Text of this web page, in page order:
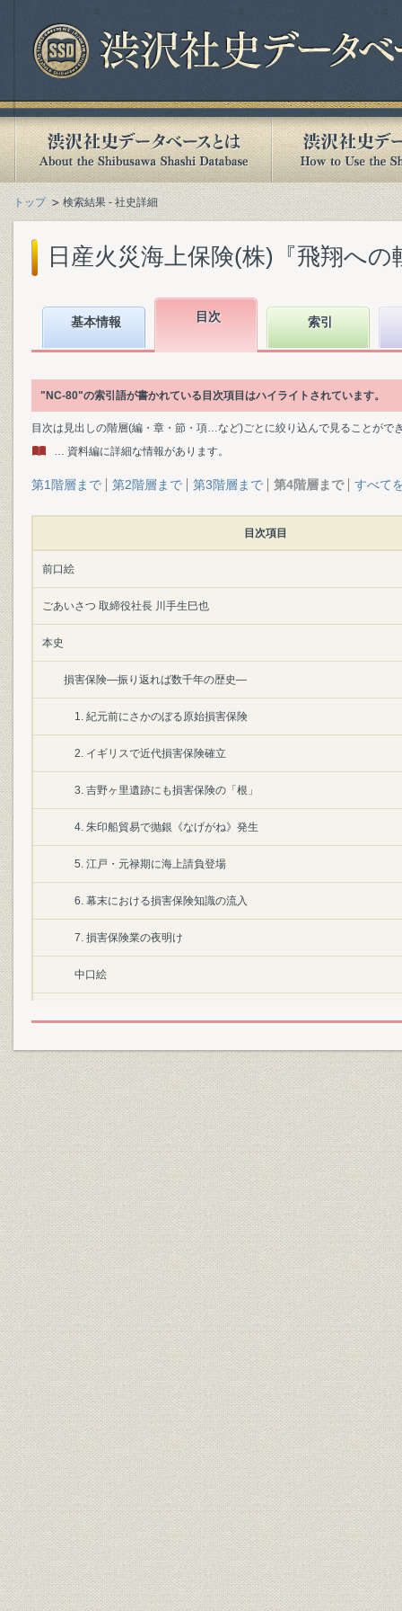
トップ 検索結果 - 社史詳細
日産火災海上保険(株)『飛翔へ
基本情報 目次 索引
"NC-80"の索引語が書かれている目次項目はハイライトされています。
目次は見出しの階層(編・章・節・項…など)ごとに絞り込んで見ることがで
… 資料編に詳細な情報があります。
第1階層まで 第2階層まで 第3階層まで 第4階層まで すべて
目次項目
前口絵
ごあいさつ 取締役社長 川手生巳也
本史
損害保険―振り返れば数千年の歴史―
1. 紀元前にさかのぼる原始損害保険
2. イギリスで近代損害保険確立
3. 吉野ヶ里遺跡にも損害保険の「根」
4. 朱印船貿易で抛銀《なげがね》発生
5. 江戸・元禄期に海上請負登場
6. 幕末における損害保険知識の流入
7. 損害保険業の夜明け
中口絵
1. 会社創立までの長い道のり
保険研究者粟津清亮、傷害保険に着目
傷害保険会社設立を構想
会社発起認可を申請
傷害保険は損保か生保かの論議
会社設立準備に取り組む
創業の精神
2. 日本傷害保険株式会社の誕生
創立総会の開催
営業開始と販売網づくり
旅行傷害保険切符発売と宣伝・PRの工夫
パイオニアにつきまとう困難
3. 「晴のち雨」の経営
社業拡大方針を打ち出す
火災・海上再保険に進出
日本傷害火災海上保険株式会社に社名変更